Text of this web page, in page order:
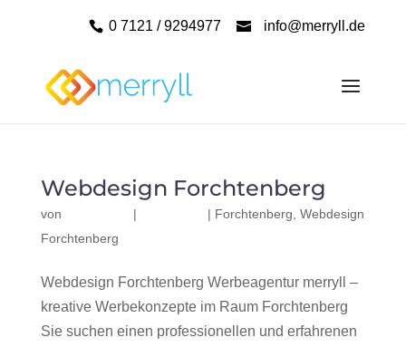
0 7121 / 9294977 info@merryll.de
Webdesign Forchtenberg
von | | Forchtenberg Webdesign
Forchtenberg
Webdesign Forchtenberg Werbeagentur merryll –
kreative Werbekonzepte im Raum Forchtenberg
Sie suchen einen professionellen und erfahrenen